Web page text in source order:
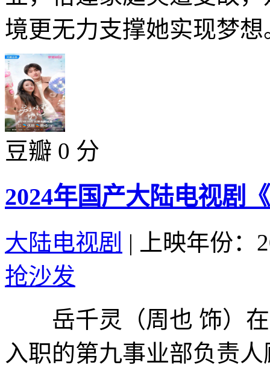
境更无力支撑她实现梦
豆瓣 0 分
2024年国产大陆电视剧
大陆电视剧 |
上映年份：
抢沙发
岳千灵（周也 饰）在
入职的第九事业部负责